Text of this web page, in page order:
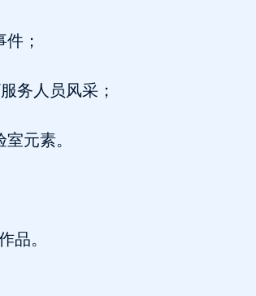
；
务人员风采；
元素。
。